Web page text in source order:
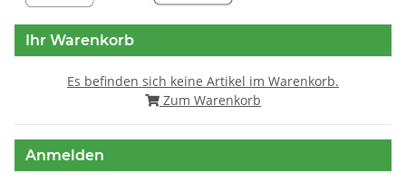
Ihr Warenkorb
Es befinden sich keine Artikel im Warenkorb.
Zum Warenkorb
Anmelden